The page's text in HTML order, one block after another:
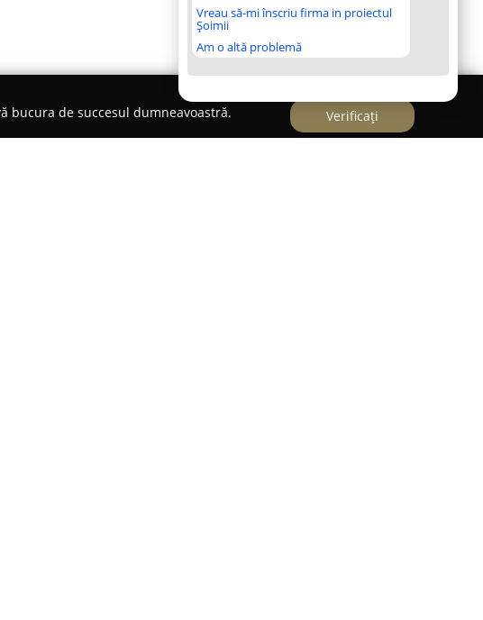
Vreau să-mi înscriu firma in proiectul
Șoimii
Am o altă problemă
bucura de succesul dumneavoastră.
Verificați